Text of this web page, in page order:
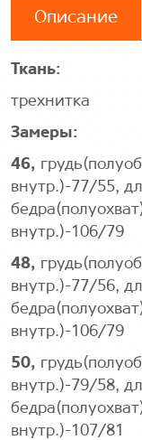
Описание
Ткань:
трехнитка
Замеры:
46,
внутр.)-77/55,
внутр.)-106/79
48,
внутр.)-77/56,
внутр.)-106/79
50,
внутр.)-79/58,
внутр.)-107/81